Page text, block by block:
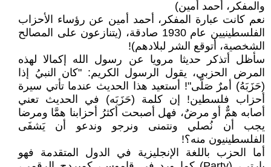
والمفكر، أحمد أمين)
نعم كانت عبارة المفكر، أحمد أمين عن رؤساء الأحزاب
الفلسطينيين عام 1930 صادقة، (يتنازعون على المصالح
الشخصية، أتوقع الشر لبلادهم)!
سأظل أتذكر حديثا مرويا عن رسول الله إكمالا لهذه
المرض الحزبي، يقول الرسول الكريم: "كان النبيُ إذا
(حَزَبَهُ) أمرٌ صَلَّى"! أستعيد هذا الحديث عندما تأتي سيرة
أحزاب فلسطين! إن كلمة (حَزَبَه) في الحديث تعني
أصابه همٌّ أو مرضٌ، فهل أصبحت أكثرُ أحزابنا همَّا ومرضا
يجب أن نُصلي ونتمنى ونرجو وندعو أن يَشفَى
الفلسطينيون منه؟!
أما الحزب باللغة الإنجليزية في الدول المتقدمة فهو